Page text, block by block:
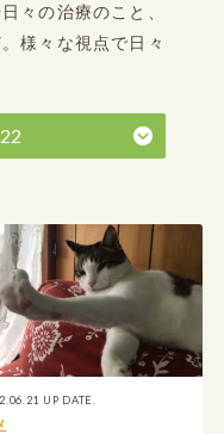
々の治療のこと、
様々な視点で日々
UP DATE.